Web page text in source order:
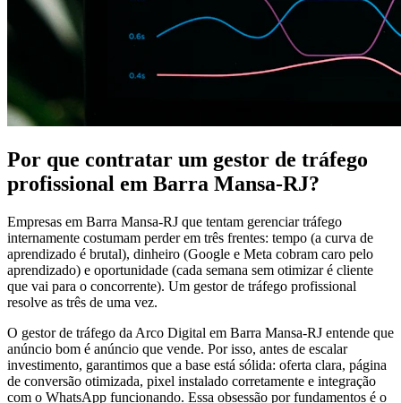
Por que contratar um gestor de tráfego
profissional em Barra Mansa-RJ?
Empresas em Barra Mansa-RJ que tentam gerenciar tráfego
internamente costumam perder em três frentes: tempo (a curva de
aprendizado é brutal), dinheiro (Google e Meta cobram caro pelo
aprendizado) e oportunidade (cada semana sem otimizar é cliente
que vai para o concorrente). Um gestor de tráfego profissional
resolve as três de uma vez.
O gestor de tráfego da Arco Digital em Barra Mansa-RJ entende que
anúncio bom é anúncio que vende. Por isso, antes de escalar
investimento, garantimos que a base está sólida: oferta clara, página
de conversão otimizada, pixel instalado corretamente e integração
com o WhatsApp funcionando. Essa obsessão por fundamentos é o